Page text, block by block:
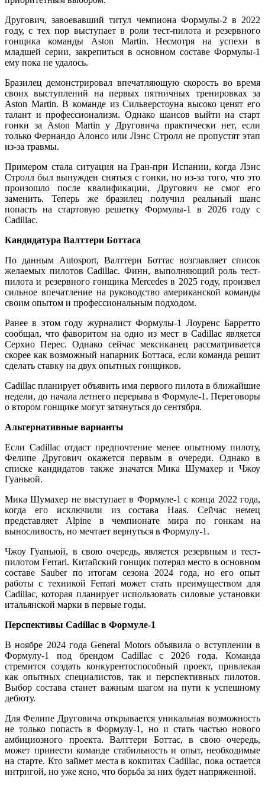
Другович, завоевавший титул чемпиона Формулы-2 в 2022
году, с тех пор выступает в роли тест-пилота и резервного
гонщика команды Aston Martin. Несмотря на успехи в
младшей серии, закрепиться в основном составе Формулы-1
ему пока не удалось.
Бразилец демонстрировал впечатляющую скорость во время
своих выступлений на первых пятничных тренировках за
Aston Martin. В команде из Сильверстоуна высоко ценят его
талант и профессионализм. Однако шансов выйти на старт
гонки за Aston Martin у Друговича практически нет, если
только Фернандо Алонсо или Лэнс Стролл не пропустят этап
из-за травмы.
Примером стала ситуация на Гран-при Испании, когда Лэнс
Стролл был вынужден сняться с гонки, но из-за того, что это
произошло после квалификации, Другович не смог его
заменить. Теперь же бразилец получил реальный шанс
попасть на стартовую решетку Формулы-1 в 2026 году с
Cadillac.
Кандидатура Валттери Боттаса
По данным Autosport, Валттери Боттас возглавляет список
желаемых пилотов Cadillac. Финн, выполняющий роль тест-
пилота и резервного гонщика Mercedes в 2025 году, произвел
сильное впечатление на руководство американской команды
своим опытом и профессиональным подходом.
Ранее в этом году журналист Формулы-1 Лоуренс Барретто
сообщал, что фаворитом на одно из мест в Cadillac является
Серхио Перес. Однако сейчас мексиканец рассматривается
скорее как возможный напарник Боттаса, если команда решит
сделать ставку на двух опытных гонщиков.
Cadillac планирует объявить имя первого пилота в ближайшие
недели, до начала летнего перерыва в Формуле-1. Переговоры
о втором гонщике могут затянуться до сентября.
Альтернативные варианты
Если Cadillac отдаст предпочтение менее опытному пилоту,
Фелипе Другович окажется первым в очереди. Однако в
списке кандидатов также значатся Мика Шумахер и Чжоу
Гуаньюй.
Мика Шумахер не выступает в Формуле-1 с конца 2022 года,
когда его исключили из состава Haas. Сейчас немец
представляет Alpine в чемпионате мира по гонкам на
выносливость, но мечтает вернуться в Формулу-1.
Чжоу Гуаньюй, в свою очередь, является резервным и тест-
пилотом Ferrari. Китайский гонщик потерял место в основном
составе Sauber по итогам сезона 2024 года, но его опыт
работы с техникой Ferrari может стать преимуществом для
Cadillac, которая планирует использовать силовые установки
итальянской марки в первые годы.
Перспективы Cadillac в Формуле-1
В ноябре 2024 года General Motors объявила о вступлении в
Формулу-1 под брендом Cadillac с 2026 года. Команда
стремится создать конкурентоспособный проект, привлекая
как опытных специалистов, так и перспективных пилотов.
Выбор состава станет важным шагом на пути к успешному
дебюту.
Для Фелипе Друговича открывается уникальная возможность
не только попасть в Формулу-1, но и стать частью нового
амбициозного проекта. Валттери Боттас, в свою очередь,
может принести команде стабильность и опыт, необходимые
на старте. Кто займет места в кокпитах Cadillac, пока остается
интригой, но уже ясно, что борьба за них будет напряженной.